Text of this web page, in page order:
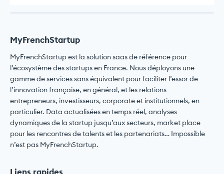
MyFrenchStartup
MyFrenchStartup est la solution saas de référence pour
l’écosystème des startups en France. Nous déployons une
gamme de services sans équivalent pour faciliter l’essor de
l’innovation française, en général, et les relations
entrepreneurs, investisseurs, corporate et institutionnels, en
particulier. Data actualisées en temps réel, analyses
dynamiques de la startup jusqu’aux secteurs, market place
pour les rencontres de talents et les partenariats… Impossible
n’est pas MyFrenchStartup.